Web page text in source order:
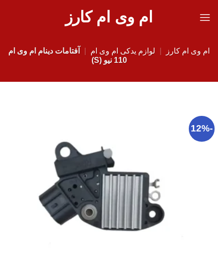
ام وی ام کارز
ام وی ام کارز لوازم یدکی ام وی ام
آفتامات دینام ام وی ام
110 نیو (S)
-12%